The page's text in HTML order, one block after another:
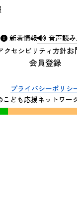
新着情報 音声読
会員登録
お
クセシビリティ方針
プライバシーポリシ
ども応援ネットワー